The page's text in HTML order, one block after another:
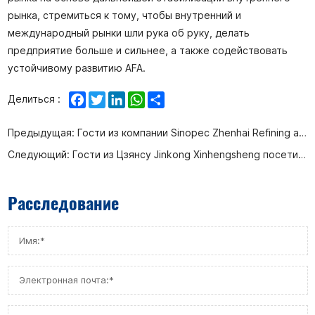
рынка, стремиться к тому, чтобы внутренний и
международный рынки шли рука об руку, делать
предприятие больше и сильнее, а также содействовать
устойчивому развитию AFA.
Делиться : Facebook
TwitterLinkedInWhatsApp
Предыдущая: Гости из компании Sinopec Zhenhai Refining and Chemical Co., Ltd. посетили Афу, чтобы осмотреть и обменяться мнениями по вопросам локализации исследований и разработок износостойких шаровых кранов типа С.
Следующий: Гости из Цзянсу Jinkong Xinhengsheng посетили нашу компанию для осмотра и исследования
Расследование